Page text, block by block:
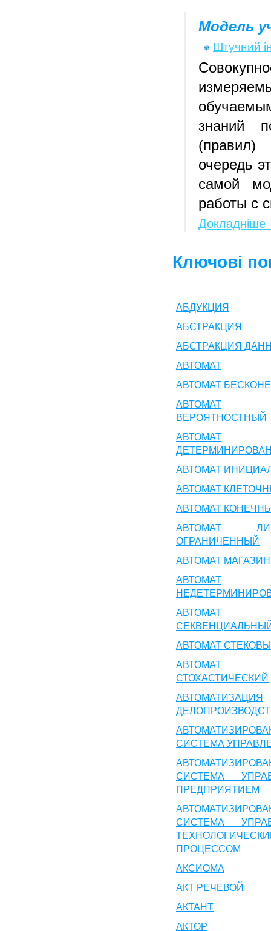
Модель
Штучний
знаний
(правил)
очередь
самой
работы с
Ключові
АБДУКЦИЯ
АБСТРАКЦИЯ
АБСТРАКЦИЯ
АВТОМАТ
АВТОМАТ
АВТОМАТ
ВЕРОЯТНОСТНЫЙ
АВТОМАТ
АВТОМАТ
АВТОМАТ
АВТОМАТ
АВТОМАТ
ОГРАНИЧЕННЫЙ
АВТОМАТ
АВТОМАТ
АВТОМАТ
АВТОМАТ
АВТОМАТ
СТОХАСТИЧЕСКИЙ
АВТОМАТИЗАЦИЯ
СИСТЕМА
СИСТЕМА
ПРЕДПРИЯТИЕМ
СИСТЕМА
ПРОЦЕССОМ
АКСИОМА
АКТ РЕЧЕВОЙ
АКТАНТ
АКТОР